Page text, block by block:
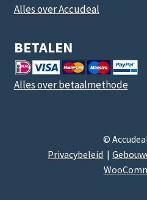
Alles over Accudeal
BETALEN
Alles over betaalmethode
©
Privacybeleid